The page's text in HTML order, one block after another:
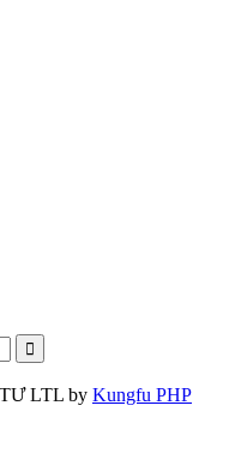
LTL by Kungfu PHP